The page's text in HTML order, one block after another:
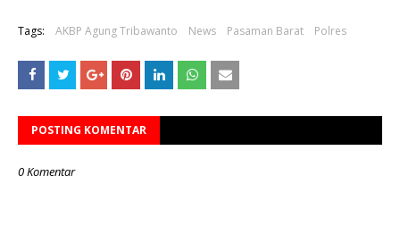
Tags: AKBP Agung Tribawanto News Pasaman Barat Polres
POSTING KOMENTAR
0 Komentar